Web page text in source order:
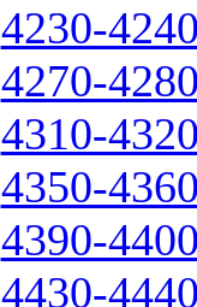
4230-
4270-
4310-
4350-
4390-
4430-